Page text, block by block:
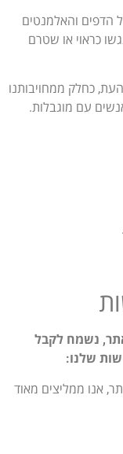
הדפים והאלמנטים
כראוי או שטרם
כחלק ממחויבותנו
עם מוגבלות.
נשמח לקבל
שלנו:
אנו ממליצים מאוד